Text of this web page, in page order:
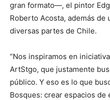
gran formato—, el pintor
Roberto Acosta, además de
diversas partes de Chile.
“Nos inspiramos en
ArtStgo, que justamente
público. Y eso es lo que
Bosques: crear espacios